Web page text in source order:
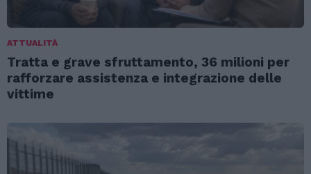
ATTUALITÀ
Tratta e grave sfruttamento, 36 milioni per
rafforzare assistenza e integrazione delle
vittime